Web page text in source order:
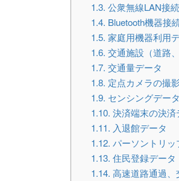
1.3. 公衆無線LAN接
1.4. Bluetooth機器接
1.5. 家庭用機器利用
1.6. 交通施設（道路
1.7. 交通量データ
1.8. 定点カメラの撮
1.9. センシングデータ
1.10. 決済端末の決済
1.11. 入退館データ
1.12. パーソントリッ
1.13. 住民登録データ
1.14. 高速道路通過、